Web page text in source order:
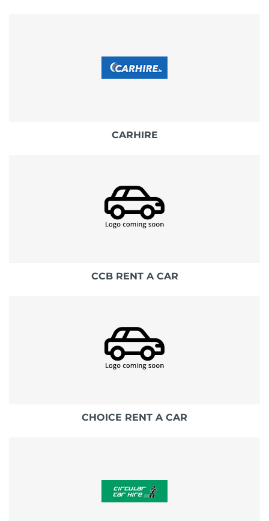
CARHIRE
CCB RENT A CAR
CHOICE RENT A CAR